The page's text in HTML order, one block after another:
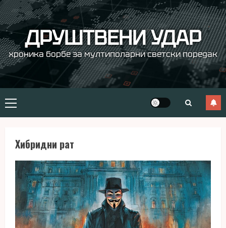
Skip
to
content ДРУШТВЕНИ УДАР
хроника борбе за мултиполарни светски поредак
Primary
Menu
Хибридни рат